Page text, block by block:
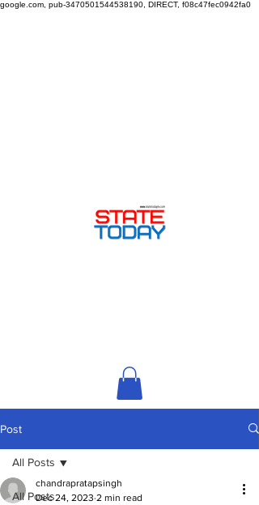
google.com, pub-3470501544538190, DIRECT, f08c47fec0942fa0
Post
All Posts
All Posts
chandrapratapsingh
Dec 24, 2023 2 min read